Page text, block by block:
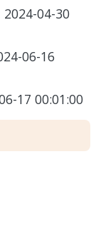
2024-04-30
06-16
17 00:01:00